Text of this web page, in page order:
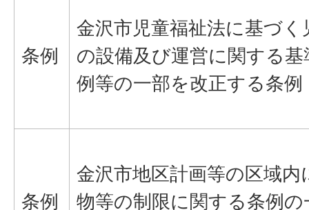
条例
金沢市児童福祉法に基づく
の設備及び運営に関する
例等の一部を改正する条例
条例
金沢市地区計画等の区域
物等の制限に関する条例